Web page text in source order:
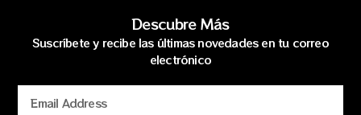
Descubre Más
Suscríbete y recibe las últimas novedades en tu correo
electrónico